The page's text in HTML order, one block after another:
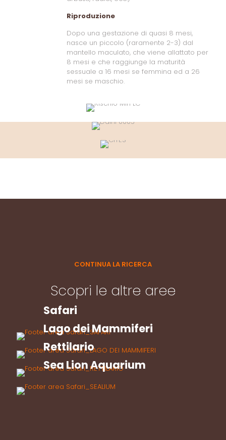
Riproduzione
Dopo una gestazione di quasi 8 mesi,
nasce un piccolo (raramente 2-3) dal
mantello maculato, che viene allattato per
8 mesi e che raggiunge la maturità
sessuale a 16 mesi se femmina ed a 26
mesi se maschio.
CONTINUA LA RICERCA
Scopri le altre aree
Safari
Lago dei Mammiferi
Rettilario
Sea Lion Aquarium